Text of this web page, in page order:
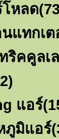
โหลด
แทกเต
ริคคูลเ
แอร์
ภูมิแอร์